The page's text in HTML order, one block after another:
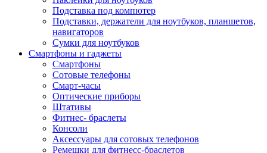
Подставка под компютер
Подставки, держатели для ноутбуков, планшетов,
навигаторов
Сумки для ноутбуков
Смартфоны и гаджеты
Смартфоны
Сотовые телефоны
Смарт-часы
Оптические приборы
Штативы
Фитнес- браслеты
Консоли
Аксессуары для сотовых телефонов
Ремешки для фитнесс-браслетов